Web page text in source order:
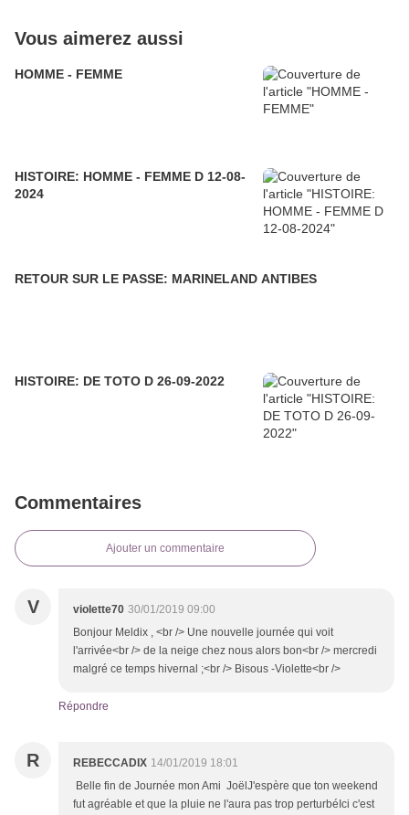
Vous aimerez aussi
HOMME - FEMME
HISTOIRE: HOMME - FEMME D 12-08-
2024
RETOUR SUR LE PASSE: MARINELAND ANTIBES
HISTOIRE: DE TOTO D 26-09-2022
Commentaires
Ajouter un commentaire
V violette70 30/01/2019 09:00
Bonjour Meldix , <br /> Une nouvelle journée qui voit
l'arrivée<br /> de la neige chez nous alors bon<br /> mercredi
malgré ce temps hivernal ;<br /> Bisous -Violette<br />
Répondre
R REBECCADIX 14/01/2019 18:01
Belle fin de Journée mon Ami JoëlJ'espère que ton weekend
fut agréable et que la pluie ne l'aura pas trop perturbéIci c'est